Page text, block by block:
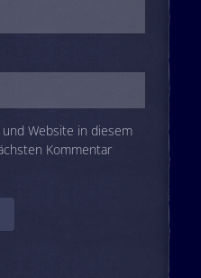
Website in diesem
Kommentar